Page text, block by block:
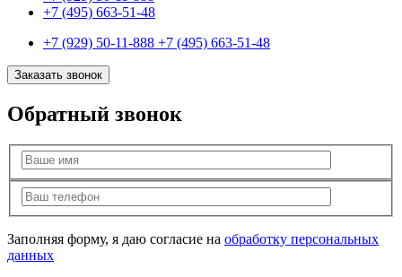
+7 (495) 663-51-48
+7 (929) 50-11-888 +7 (495) 663-51-48
Заказать звонок
Обратный звонок
Заполняя форму, я даю согласие на обработку персональных
данных